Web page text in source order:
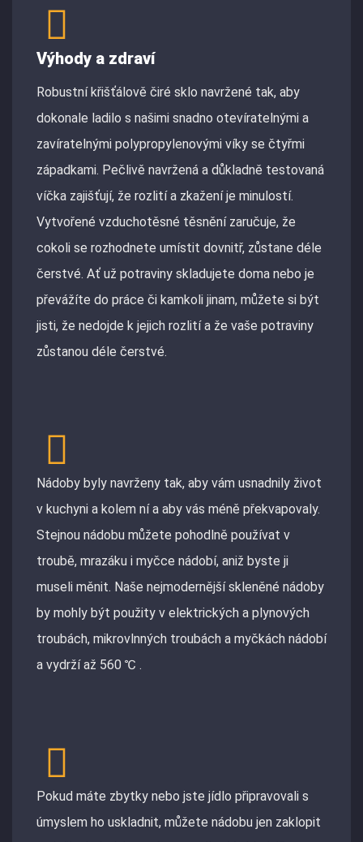
Výhody a zdraví
Robustní křišťálově čiré sklo navržené tak, aby
dokonale ladilo s našimi snadno otevíratelnými a
zavíratelnými polypropylenovými víky se čtyřmi
západkami. Pečlivě navržená a důkladně testovaná
víčka zajišťují, že rozlití a zkažení je minulostí.
Vytvořené vzduchotěsné těsnění zaručuje, že
cokoli se rozhodnete umístit dovnitř, zůstane déle
čerstvé. Ať už potraviny skladujete doma nebo je
převážíte do práce či kamkoli jinam, můžete si být
jisti, že nedojde k jejich rozlití a že vaše potraviny
zůstanou déle čerstvé.
Nádoby byly navrženy tak, aby vám usnadnily život
v kuchyni a kolem ní a aby vás méně překvapovaly.
Stejnou nádobu můžete pohodlně používat v
troubě, mrazáku i myčce nádobí, aniž byste ji
museli měnit. Naše nejmodernější skleněné nádoby
by mohly být použity v elektrických a plynových
troubách, mikrovlnných troubách a myčkách nádobí
a vydrží až 560 ℃ .
Pokud máte zbytky nebo jste jídlo připravovali s
úmyslem ho uskladnit, můžete nádobu jen zaklopit